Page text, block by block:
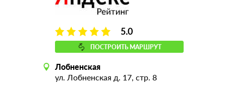
5.0
ПОСТРОИТЬ МАРШРУТ
Лобненская
ул. Лобненская д. 17, стр. 8